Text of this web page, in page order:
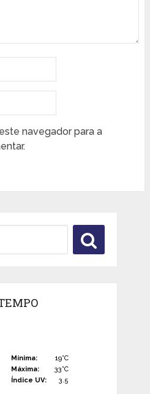
navegador para a
Mínima:
19°C
Máxima:
33°C
Índice UV:
3.5